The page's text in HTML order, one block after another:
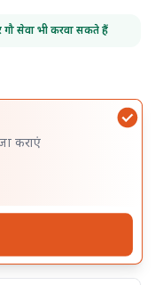
गौ सेवा भी करवा सकते हैं
कराएं